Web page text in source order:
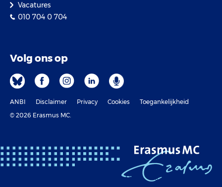
Vacatures
010 704 0 704
Volg ons op
ANBI Disclaimer Privacy Cookies
Toegankelijkheid
© 2026 Erasmus MC.